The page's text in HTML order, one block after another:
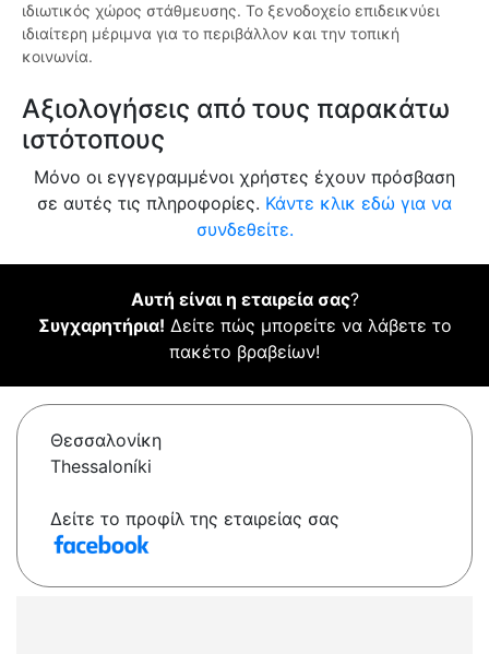
ιδιωτικός χώρος στάθμευσης. Το ξενοδοχείο επιδεικνύει
ιδιαίτερη μέριμνα για το περιβάλλον και την τοπική
κοινωνία.
Αξιολογήσεις από τους παρακάτω
ιστότοπους
Μόνο οι εγγεγραμμένοι χρήστες έχουν πρόσβαση
σε αυτές τις πληροφορίες. Κάντε κλικ εδώ για να
συνδεθείτε.
Αυτή είναι η εταιρεία σας?
Συγχαρητήρια! Δείτε πώς μπορείτε να λάβετε το
πακέτο βραβείων!
Θεσσαλονίκη
Thessaloníki
Δείτε το προφίλ της εταιρείας σας